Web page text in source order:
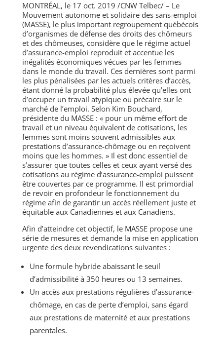
MONTRÉAL, le 17 oct. 2019 /CNW Telbec/ – Le
Mouvement autonome et solidaire des sans-emploi
(MASSE), le plus important regroupement québécois
d’organismes de défense des droits des chômeurs
et des chômeuses, considère que le régime actuel
d’assurance-emploi reproduit et accentue les
inégalités économiques vécues par les femmes
dans le monde du travail. Ces dernières sont parmi
les plus pénalisées par les actuels critères d’accès,
étant donné la probabilité plus élevée qu’elles ont
d’occuper un travail atypique ou précaire sur le
marché de l’emploi. Selon Kim Bouchard,
présidente du MASSE : « pour un même effort de
travail et un niveau équivalent de cotisations, les
femmes sont moins souvent admissibles aux
prestations d’assurance-chômage ou en reçoivent
moins que les hommes. » Il est donc essentiel de
s’assurer que toutes celles et ceux ayant versé des
cotisations au régime d’assurance-emploi puissent
être couvertes par ce programme. Il est primordial
de revoir en profondeur le fonctionnement du
régime afin de garantir un accès réellement juste et
équitable aux Canadiennes et aux Canadiens.
Afin d’atteindre cet objectif, le MASSE propose une
série de mesures et demande la mise en application
urgente des deux revendications suivantes :
Une formule hybride abaissant le seuil
d’admissibilité à 350 heures ou 13 semaines.
Un accès aux prestations régulières d’assurance-
chômage, en cas de perte d’emploi, sans égard
aux prestations de maternité et aux prestations
parentales.